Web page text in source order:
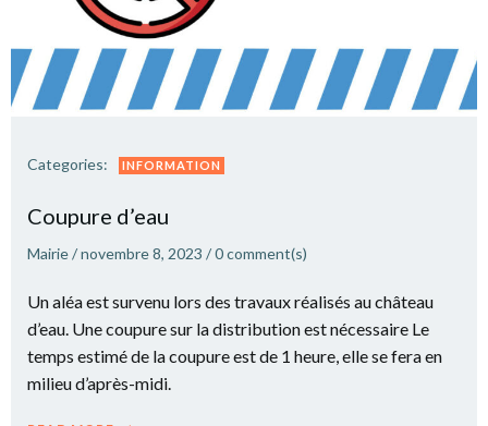
Categories: INFORMATION
Coupure d’eau
Mairie/novembre 8, 2023 /0comment(s)
Un aléa est survenu lors des travaux réalisés au château
d’eau. Une coupure sur la distribution est nécessaire Le
temps estimé de la coupure est de 1 heure, elle se fera en
milieu d’après-midi.